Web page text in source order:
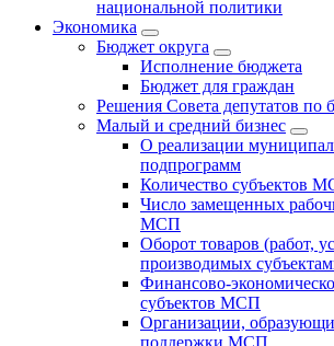
национальной политики
Экономика
Бюджет округa
Исполнение бюджета
Бюджет для граждан
Решения Совета депутатов по
Малый и средний бизнес
О реализации
подпрограмм
Количество субъектов
Число замещенных
МСП
Оборот товаров (работ,
производимых
Финансово-
субъектов МСП
Организации,
поддержки МСП